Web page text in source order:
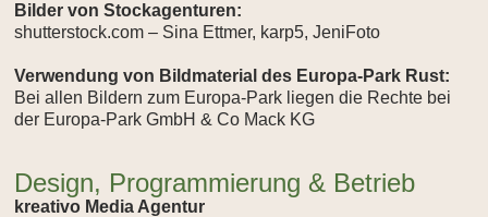
Bilder von Stockagenturen:
shutterstock.com – Sina Ettmer, karp5, JeniFoto
Verwendung von Bildmaterial des Europa-Park Rust:
Bei allen Bildern zum Europa-Park liegen die Rechte bei
der Europa-Park GmbH & Co Mack KG
Design, Programmierung & Betrieb
kreativo Media Agentur